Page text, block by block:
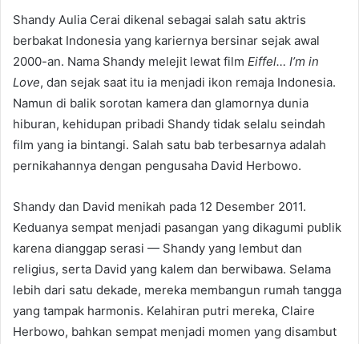
Shandy Aulia Cerai dikenal sebagai salah satu aktris
berbakat Indonesia yang kariernya bersinar sejak awal
2000-an. Nama Shandy melejit lewat film Eiffel… I’m in
Love, dan sejak saat itu ia menjadi ikon remaja Indonesia.
Namun di balik sorotan kamera dan glamornya dunia
hiburan, kehidupan pribadi Shandy tidak selalu seindah
film yang ia bintangi. Salah satu bab terbesarnya adalah
pernikahannya dengan pengusaha David Herbowo.
Shandy dan David menikah pada 12 Desember 2011.
Keduanya sempat menjadi pasangan yang dikagumi publik
karena dianggap serasi — Shandy yang lembut dan
religius, serta David yang kalem dan berwibawa. Selama
lebih dari satu dekade, mereka membangun rumah tangga
yang tampak harmonis. Kelahiran putri mereka, Claire
Herbowo, bahkan sempat menjadi momen yang disambut